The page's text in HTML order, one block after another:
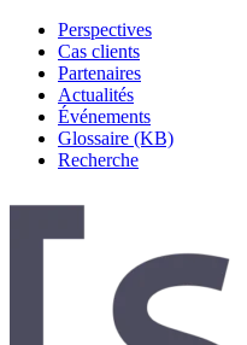
Perspectives
Cas clients
Partenaires
Actualités
Événements
Glossaire (KB)
Recherche